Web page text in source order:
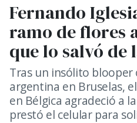
Fernando
ramo de flores
que lo salvó
Tras un insólito blooper
argentina en Bruselas,
en Bélgica agradeció a
prestó el celular para